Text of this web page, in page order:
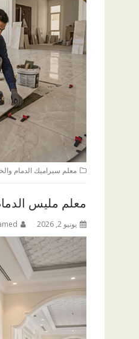
معلم سيراميك الدمام
معلم مليس الدمام حى
يونيو 2, 2026